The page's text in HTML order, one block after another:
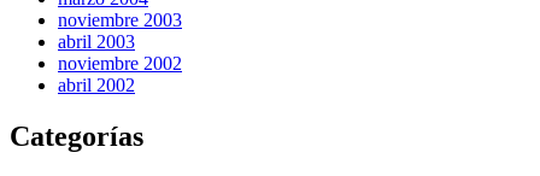
noviembre 2003
abril 2003
noviembre 2002
abril 2002
Categorías